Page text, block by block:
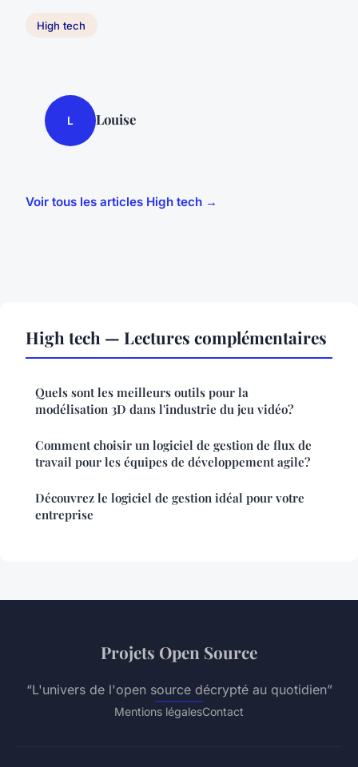
High tech
L Louise
Voir tous les articles High tech →
High tech — Lectures complémentaires
Quels sont les meilleurs outils pour la
modélisation 3D dans l'industrie du jeu vidéo?
Comment choisir un logiciel de gestion de flux de
travail pour les équipes de développement agile?
Découvrez le logiciel de gestion idéal pour votre
entreprise
Projets Open Source
“L'univers de l'open source décrypté au quotidien”
Mentions légalesContact